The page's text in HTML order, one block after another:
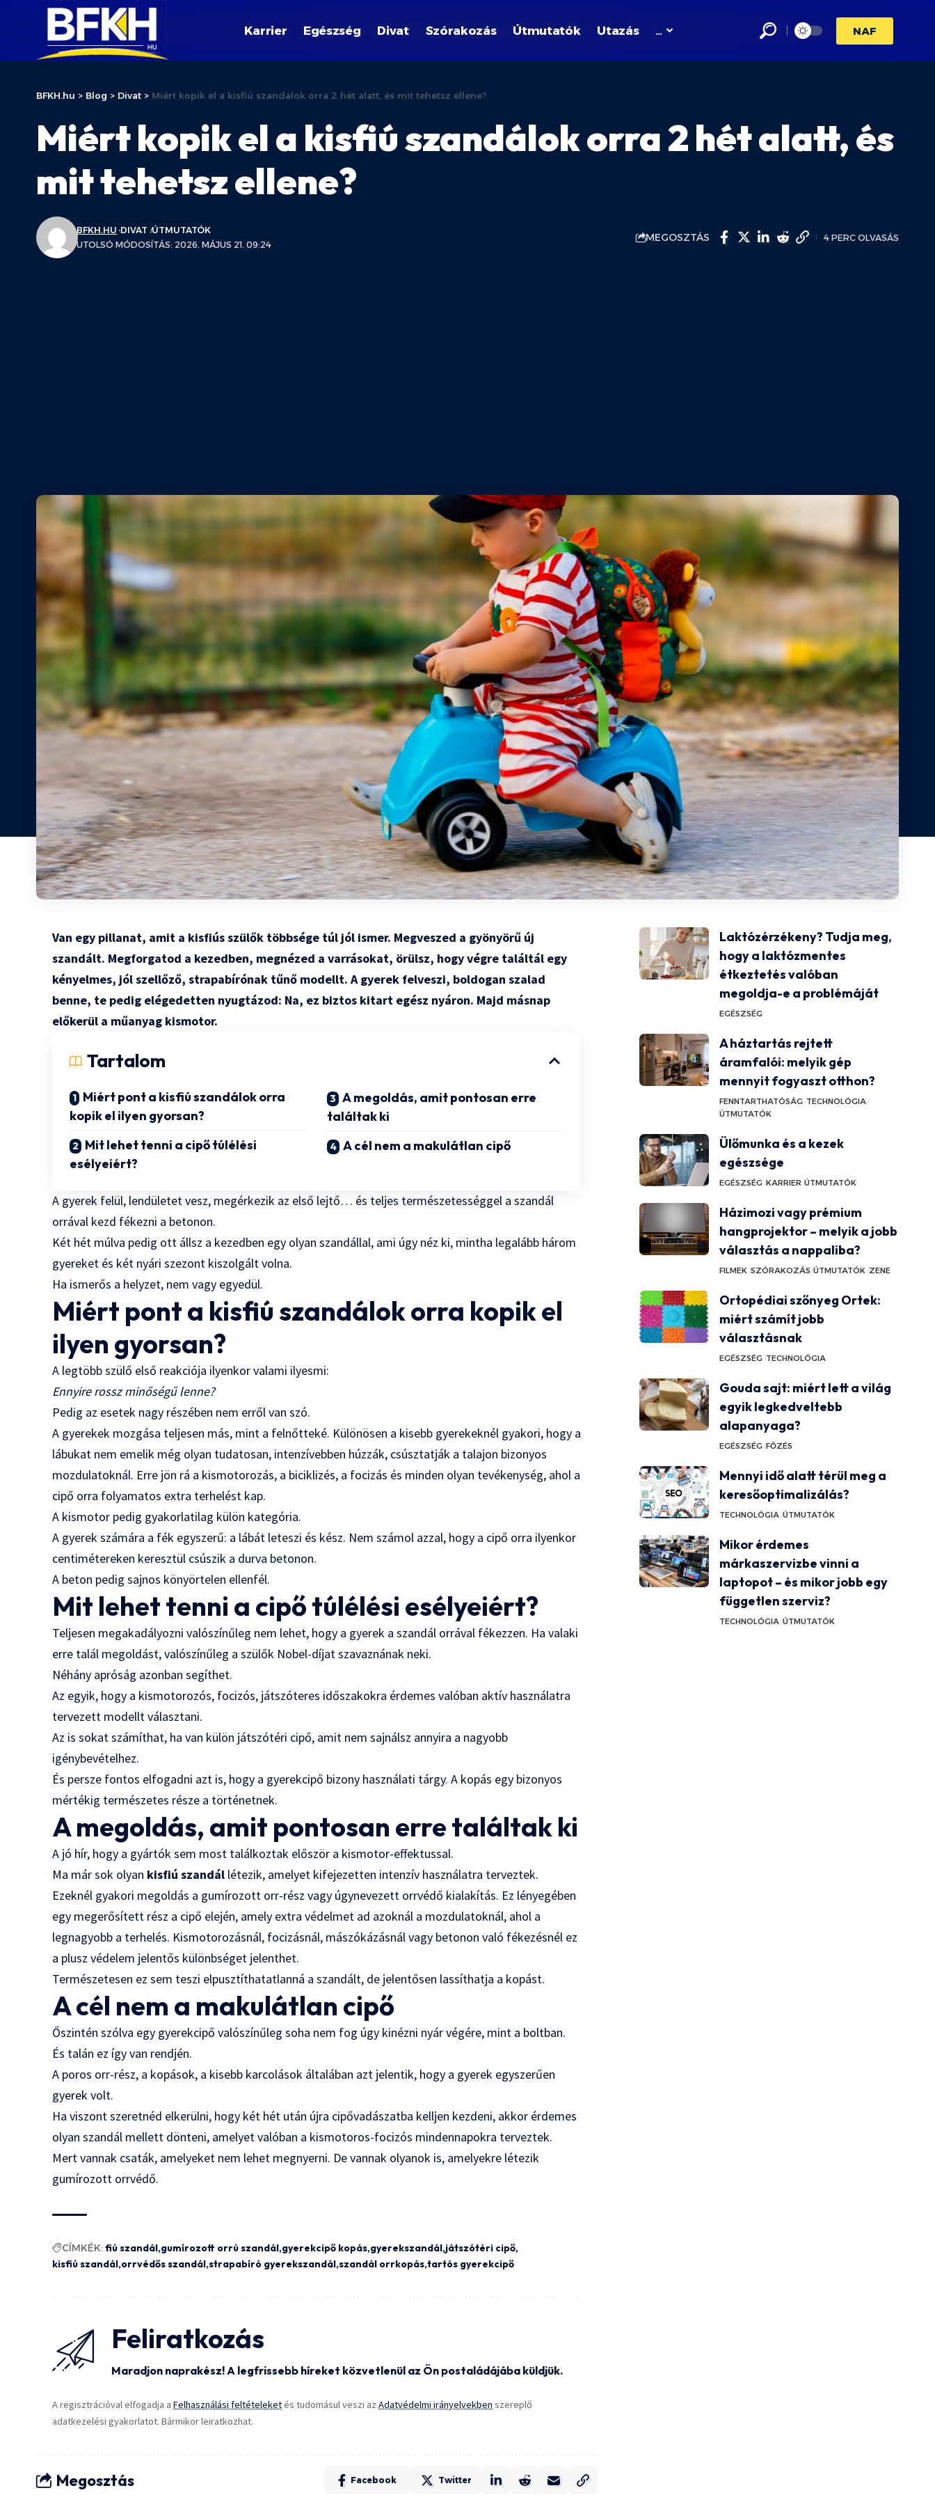
Karrier Egészség Divat Szórakozás Útmutatók Utazás … NAF
BFKH.hu > Blog > Divat > Miért kopik el a kisfiú szandálok orra 2 hét alatt, és mit tehetsz ellene?
Miért kopik el a kisfiú szandálok orra 2 hét alatt, és
mit tehetsz ellene?
UTOLSÓ MÓDOSÍTÁS: 2026. MÁJUS 21. 09:24
BFKH.HU DIVAT ÚTMUTATÓK
MEGOSZTÁS 4 PERC OLVASÁS
Van egy pillanat, amit a kisfiús szülők többsége túl jól ismer. Megveszed a gyönyörű új
szandált. Megforgatod a kezedben, megnézed a varrásokat, örülsz, hogy végre találtál egy
kényelmes, jól szellőző, strapabírónak tűnő modellt. A gyerek felveszi, boldogan szalad
benne, te pedig elégedetten nyugtázod: Na, ez biztos kitart egész nyáron. Majd másnap
előkerül a műanyag kismotor.
Tartalom
Miért pont a kisfiú szandálok orra
kopik el ilyen gyorsan?
Mit lehet tenni a cipő túlélési
esélyeiért?
A megoldás, amit pontosan erre
találtak ki
A cél nem a makulátlan cipő
A gyerek felül, lendületet vesz, megérkezik az első lejtő… és teljes természetességgel a szandál
orrával kezd fékezni a betonon.
Két hét múlva pedig ott állsz a kezedben egy olyan szandállal, ami úgy néz ki, mintha legalább három
gyereket és két nyári szezont kiszolgált volna.
Ha ismerős a helyzet, nem vagy egyedül.
Miért pont a kisfiú szandálok orra kopik el
ilyen gyorsan?
A legtöbb szülő első reakciója ilyenkor valami ilyesmi:
Ennyire rossz minőségű lenne?
Pedig az esetek nagy részében nem erről van szó.
A gyerekek mozgása teljesen más, mint a felnőtteké. Különösen a kisebb gyerekeknél gyakori, hogy a
lábukat nem emelik még olyan tudatosan, intenzívebben húzzák, csúsztatják a talajon bizonyos
mozdulatoknál. Erre jön rá a kismotorozás, a biciklizés, a focizás és minden olyan tevékenység, ahol a
cipő orra folyamatos extra terhelést kap.
A kismotor pedig gyakorlatilag külön kategória.
A gyerek számára a fék egyszerű: a lábát leteszi és kész. Nem számol azzal, hogy a cipő orra ilyenkor
centimétereken keresztül csúszik a durva betonon.
A beton pedig sajnos könyörtelen ellenfél.
Mit lehet tenni a cipő túlélési esélyeiért?
Teljesen megakadályozni valószínűleg nem lehet, hogy a gyerek a szandál orrával fékezzen. Ha valaki
erre talál megoldást, valószínűleg a szülők Nobel-díjat szavaznának neki.
Néhány apróság azonban segíthet.
Az egyik, hogy a kismotorozós, focizós, játszóteres időszakokra érdemes valóban aktív használatra
tervezett modellt választani.
Az is sokat számíthat, ha van külön játszótéri cipő, amit nem sajnálsz annyira a nagyobb
igénybevételhez.
És persze fontos elfogadni azt is, hogy a gyerekcipő bizony használati tárgy. A kopás egy bizonyos
mértékig természetes része a történetnek.
A megoldás, amit pontosan erre találtak ki
A jó hír, hogy a gyártók sem most találkoztak először a kismotor-effektussal.
Ma mársok olyan kisfiú szandál létezik, amelyet kifejezetten intenzív használatra terveztek.
Ezeknél gyakori megoldás a gumírozott orr-rész vagy úgynevezett orrvédő kialakítás. Ez lényegében
egy megerősített rész a cipő elején, amely extra védelmet ad azoknál a mozdulatoknál, ahol a
legnagyobb a terhelés. Kismotorozásnál, focizásnál, mászókázásnál vagy betonon való fékezésnél ez
a plusz védelem jelentős különbséget jelenthet.
Természetesen ez sem teszi elpusztíthatatlanná a szandált, de jelentősen lassíthatja a kopást.
A cél nem a makulátlan cipő
Őszintén szólva egy gyerekcipő valószínűleg soha nem fog úgy kinézni nyár végére, mint a boltban.
És talán ez így van rendjén.
A poros orr-rész, a kopások, a kisebb karcolások általában azt jelentik, hogy a gyerek egyszerűen
gyerek volt.
Ha viszont szeretnéd elkerülni, hogy két hét után újra cipővadászatba kelljen kezdeni, akkor érdemes
olyan szandál mellett dönteni, amelyet valóban a kismotoros-focizós mindennapokra terveztek.
Mert vannak csaták, amelyeket nem lehet megnyerni. De vannak olyanok is, amelyekre létezik
gumírozott orrvédő.
CÍMKÉK:fiú szandál gumírozott orrú szandál gyerekcipő kopás gyerekszandál játszótéri cipő
kisfiú szandál orrvédős szandál strapabíró gyerekszandál szandál orrkopás tartós gyerekcipő
Feliratkozás
Maradjon naprakész! A legfrissebb híreket közvetlenül az Ön postaládájába küldjük.
A regisztrációval elfogadja aFelhasználási feltételeketés tudomásul veszi azAdatvédelmi irányelvekben szereplő
adatkezelési gyakorlatot. Bármikor leiratkozhat.
Megosztás Facebook Twitter
Laktózérzékeny? Tudja meg,
hogy a laktózmentes
étkeztetés valóban
megoldja-e a problémáját
EGÉSZSÉG
A háztartás rejtett
áramfalói: melyik gép
mennyit fogyaszt otthon?
FENNTARTHATÓSÁG TECHNOLÓGIA
ÚTMUTATÓK
Ülőmunka és a kezek
egészsége
EGÉSZSÉG KARRIER ÚTMUTATÓK
Házimozi vagy prémium
hangprojektor – melyik a jobb
választás a nappaliba?
FILMEK SZÓRAKOZÁS ÚTMUTATÓK ZENE
Ortopédiai szőnyeg Ortek:
miért számít jobb
választásnak
EGÉSZSÉG TECHNOLÓGIA
Gouda sajt: miért lett a világ
egyik legkedveltebb
alapanyaga?
EGÉSZSÉG FŐZÉS
Mennyi idő alatt térül meg a
keresőoptimalizálás?
TECHNOLÓGIA ÚTMUTATÓK
Mikor érdemes
márkaszervizbe vinni a
laptopot – és mikor jobb egy
független szerviz?
TECHNOLÓGIA ÚTMUTATÓK